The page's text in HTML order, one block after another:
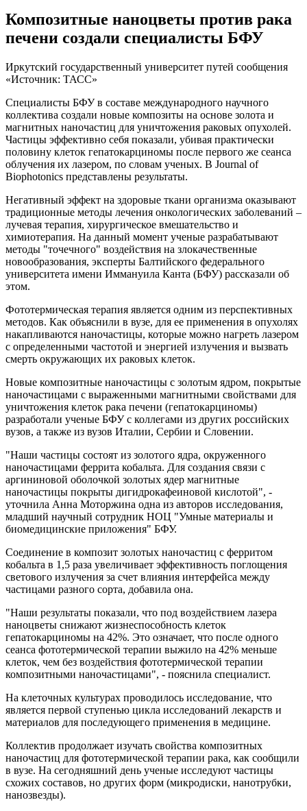
Композитные наноцветы против рака
печени создали специалисты БФУ
Иркутский государственный университет путей сообщения
«Источник: ТАСС»
Специалисты БФУ в составе международного научного
коллектива создали новые композиты на основе золота и
магнитных наночастиц для уничтожения раковых опухолей.
Частицы эффективно себя показали, убивая практически
половину клеток гепатокарциномы после первого же сеанса
облучения их лазером, по словам ученых. В Journal of
Biophotonics представлены результаты.
Негативный эффект на здоровые ткани организма оказывают
традиционные методы лечения онкологических заболеваний –
лучевая терапия, хирургическое вмешательство и
химиотерапия. На данный момент ученые разрабатывают
методы "точечного" воздействия на злокачественные
новообразования, эксперты Балтийского федерального
университета имени Иммануила Канта (БФУ) рассказали об
этом.
Фототермическая терапия является одним из перспективных
методов. Как объяснили в вузе, для ее применения в опухолях
накапливаются наночастицы, которые можно нагреть лазером
с определенными частотой и энергией излучения и вызвать
смерть окружающих их раковых клеток.
Новые композитные наночастицы с золотым ядром, покрытые
наночастицами с выраженными магнитными свойствами для
уничтожения клеток рака печени (гепатокарциномы)
разработали ученые БФУ с коллегами из других российских
вузов, а также из вузов Италии, Сербии и Словении.
"Наши частицы состоят из золотого ядра, окруженного
наночастицами феррита кобальта. Для создания связи с
аргининовой оболочкой золотых ядер магнитные
наночастицы покрыты дигидрокафеиновой кислотой", -
уточнила Анна Моторжина одна из авторов исследования,
младший научный сотрудник НОЦ "Умные материалы и
биомедицинские приложения" БФУ.
Соединение в композит золотых наночастиц с ферритом
кобальта в 1,5 раза увеличивает эффективность поглощения
светового излучения за счет влияния интерфейса между
частицами разного сорта, добавила она.
"Наши результаты показали, что под воздействием лазера
наноцветы снижают жизнеспособность клеток
гепатокарциномы на 42%. Это означает, что после одного
сеанса фототермической терапии выжило на 42% меньше
клеток, чем без воздействия фототермической терапии
композитными наночастицами", - пояснила специалист.
На клеточных культурах проводилось исследование, что
является первой ступенью цикла исследований лекарств и
материалов для последующего применения в медицине.
Коллектив продолжает изучать свойства композитных
наночастиц для фототермической терапии рака, как сообщили
в вузе. На сегодняшний день ученые исследуют частицы
схожих составов, но других форм (микродиски, нанотрубки,
нанозвезды).